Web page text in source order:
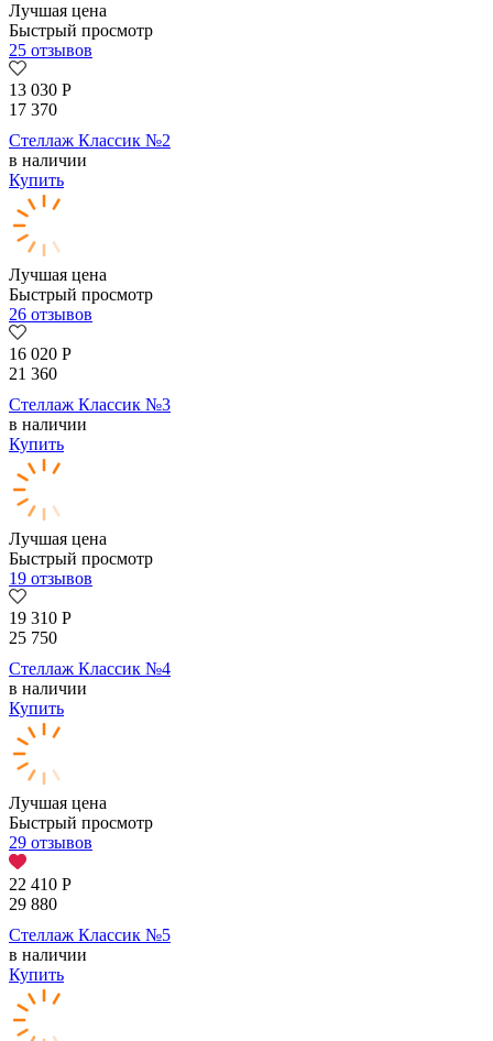
Лучшая цена
Быстрый просмотр
25 отзывов
13 030 Р
17 370
Стеллаж Классик №2
в наличии
Купить
Лучшая цена
Быстрый просмотр
26 отзывов
16 020 Р
21 360
Стеллаж Классик №3
в наличии
Купить
Лучшая цена
Быстрый просмотр
19 отзывов
19 310 Р
25 750
Стеллаж Классик №4
в наличии
Купить
Лучшая цена
Быстрый просмотр
29 отзывов
22 410 Р
29 880
Стеллаж Классик №5
в наличии
Купить